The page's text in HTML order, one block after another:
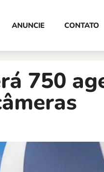
ANUNCIE CONTATO
750